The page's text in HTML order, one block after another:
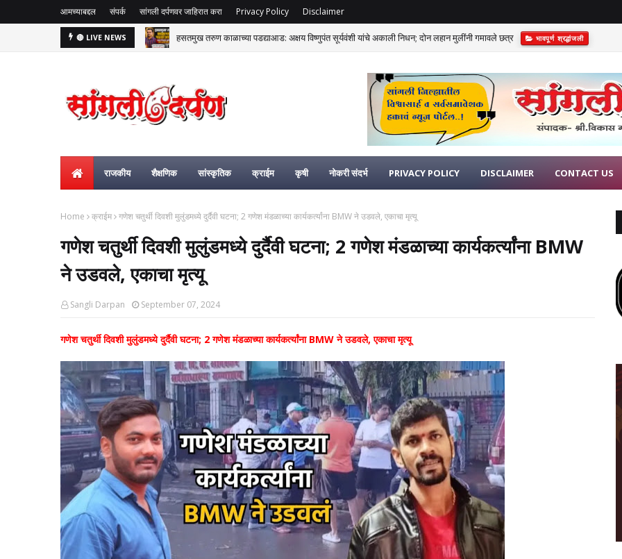
आमच्याबद्दल संपर्क सांगली दर्पणवर जाहिरात करा Privacy Policy Disclaimer
🔴 LIVE NEWS हसतमुख तरुण काळाच्या पडद्याआड: अक्षय विष्णुपंत सूर्यवंशी यांचे अकाली निधन; दोन लहान मुलींनी गमावले छत्र भावपूर्ण श्रद्धांजली
राजकीय शैक्षणिक सांस्कृतिक क्राईम कृषी नोकरी संदर्भ PRIVACY POLICY DISCLAIMER CONTACT US
Home क्राईम गणेश चतुर्थी दिवशी मुलुंडमध्ये दुर्दैवी घटना; 2 गणेश मंडळाच्या कार्यकर्त्यांना BMW ने उडवले, एकाचा मृत्यू
गणेश चतुर्थी दिवशी मुलुंडमध्ये दुर्दैवी घटना; 2 गणेश मंडळाच्या कार्यकर्त्यांना BMW
ने उडवले, एकाचा मृत्यू
Sangli Darpan September 07, 2024
गणेश चतुर्थी दिवशी मुलुंडमध्ये दुर्दैवी घटना; 2 गणेश मंडळाच्या कार्यकर्त्यांना BMW ने उडवले, एकाचा मृत्यू